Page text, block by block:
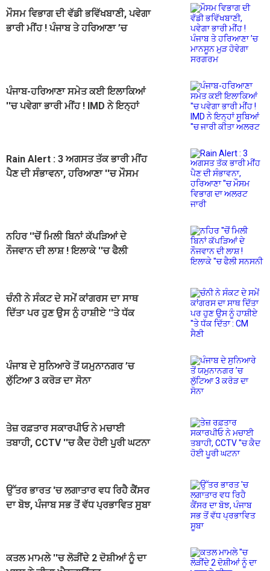
ਮੌਸਮ ਵਿਭਾਗ ਦੀ ਵੱਡੀ ਭਵਿੱਖਬਾਣੀ, ਪਵੇਗਾ
ਭਾਰੀ ਮੀਂਹ ! ਪੰਜਾਬ ਤੇ ਹਰਿਆਣਾ ’ਚ
ਪੰਜਾਬ-ਹਰਿਆਣਾ ਸਮੇਤ ਕਈ ਇਲਾਕਿਆਂ
''ਚ ਪਵੇਗਾ ਭਾਰੀ ਮੀਂਹ ! IMD ਨੇ ਇਨ੍ਹਾਂ
Rain Alert : 3 ਅਗਸਤ ਤੱਕ ਭਾਰੀ ਮੀਂਹ
ਪੈਣ ਦੀ ਸੰਭਾਵਨਾ, ਹਰਿਆਣਾ ''ਚ ਮੌਸਮ
ਨਹਿਰ ''ਚੋਂ ਮਿਲੀ ਬਿਨਾਂ ਕੱਪੜਿਆਂ ਦੇ
ਨੌਜਵਾਨ ਦੀ ਲਾਸ਼ ! ਇਲਾਕੇ ''ਚ ਫੈਲੀ
ਚੰਨੀ ਨੇ ਸੰਕਟ ਦੇ ਸਮੇਂ ਕਾਂਗਰਸ ਦਾ ਸਾਥ
ਦਿੱਤਾ ਪਰ ਹੁਣ ਉਸ ਨੂੰ ਹਾਸ਼ੀਏ ''ਤੇ ਧੱਕ
ਪੰਜਾਬ ਦੇ ਸੁਨਿਆਰੇ ਤੋਂ ਯਮੁਨਾਨਗਰ ’ਚ
ਲੁੱਟਿਆ 3 ਕਰੋੜ ਦਾ ਸੋਨਾ
ਤੇਜ਼ ਰਫ਼ਤਾਰ ਸਕਾਰਪੀਓ ਨੇ ਮਚਾਈ
ਤਬਾਹੀ, CCTV ''ਚ ਕੈਦ ਹੋਈ ਪੂਰੀ ਘਟਨਾ
ਉੱਤਰ ਭਾਰਤ 'ਚ ਲਗਾਤਾਰ ਵਧ ਰਿਹੈ ਕੈਂਸਰ
ਦਾ ਬੋਝ, ਪੰਜਾਬ ਸਭ ਤੋਂ ਵੱਧ ਪ੍ਰਭਾਵਿਤ ਸੂਬਾ
ਕਤਲ ਮਾਮਲੇ ''ਚ ਲੋੜੀਂਦੇ 2 ਦੋਸ਼ੀਆਂ ਨੂੰ ਦਾ